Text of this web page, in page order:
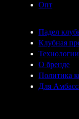
Опт
Падел
Клубная
Технологии
О бренде
Политика
Для